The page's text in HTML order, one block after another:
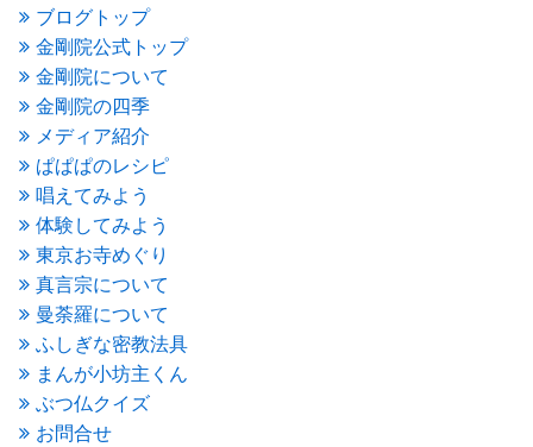
2016年5月(3)
2016年4月
(4)
2016年3月 (4)
2016年2月 (5)
2016年1月(3)
2015年12月(6)
2015年11月 (4)
2015年10月
(4)
2015年9月(3)
2015年8月(4)
2015年7月(4)
2015年6月(3)
2015年5月(1)
2015年4月(1)
2015年3月 (3)
2015年2月(3)
2015年1月(1)
2014年12月
ブログトップ
金剛院公式トップ
金剛院について
金剛院の四季
メディア紹介
ぱぱぱのレシピ
唱えてみよう
体験してみよう
東京お寺めぐり
真言宗について
曼荼羅について
ふしぎな密教法具
まんが小坊主くん
ぶつ仏クイズ
お問合せ